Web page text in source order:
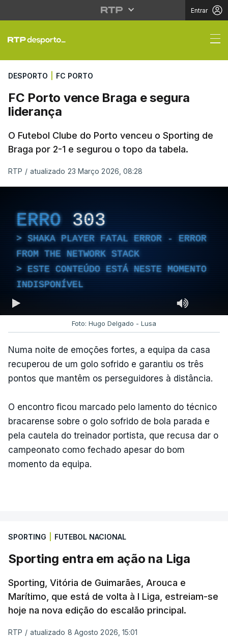
Entrar
FC Porto vence
DESPORTO FC PORTO
FC Porto vence Braga e segura
liderança
O Futebol Clube do Porto venceu o Sporting de
Braga por 2-1 e segurou o topo da tabela.
RTP / atualizado 23 Março 2026, 08:28
ERRO 303
SHAKA PLAYER FATAL ERROR - ERROR
FROM THE NETWORK STACK
ESTE CONTEÚDO ESTÁ NESTE MOMENTO
INDISPONÍVEL
Foto: Hugo Delgado - Lusa
Numa noite de emoções fortes, a equipa da casa
recuperou de um golo sofrido e garantiu os três
pontos que mantêm os perseguidores à distância.
O encontro ficou marcado pelo lamento do técnico
bracarense sobre o golo sofrido de bola parada e
pela cautela do treinador portista, que recusa dar o
campeonato como fechado apesar do bom
momento da equipa.
SPORTING FUTEBOL NACIONAL
Sporting entra em ação na Liga
Sporting, Vitória de Guimarães, Arouca e
Marítimo, que está de volta à I Liga, estreiam-se
hoje na nova edição do escalão principal.
RTP / atualizado 8 Agosto 2026, 15:01